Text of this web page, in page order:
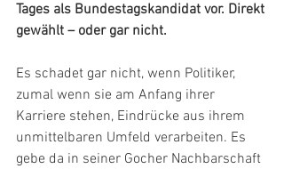
Tages als Bundestagskandidat vor. Direkt
gewählt – oder gar nicht.
Es schadet gar nicht, wenn Politiker,
zumal wenn sie am Anfang ihrer
Karriere stehen, Eindrücke aus ihrem
unmittelbaren Umfeld verarbeiten. Es
gebe da in seiner Gocher Nachbarschaft